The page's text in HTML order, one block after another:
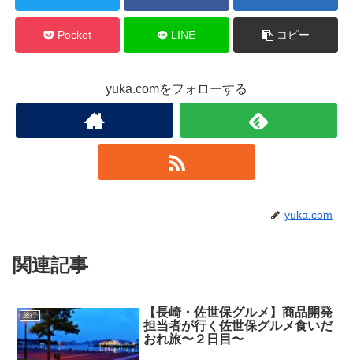
Pocket LINE コピー
yuka.comをフォローする
yuka.com
関連記事
旅行
【長崎・佐世保グルメ】商品開発
担当者が行く佐世保グルメ食いだ
おれ旅〜２日目〜